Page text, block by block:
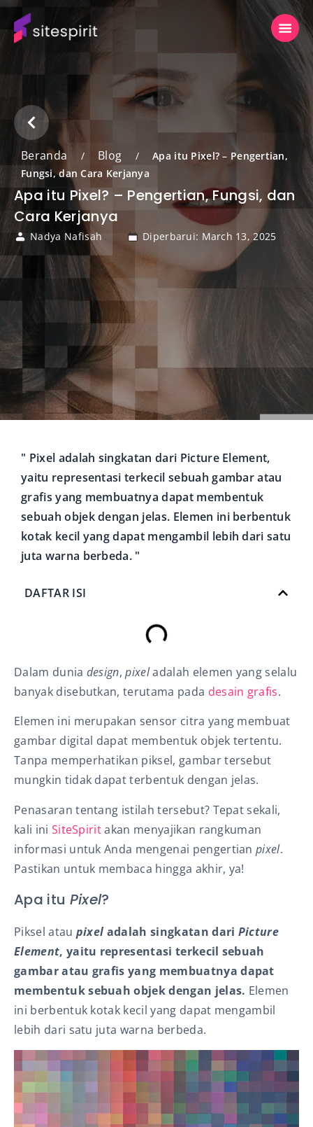
Beranda / Blog /
Apa itu Pixel? – Pengertian,
Fungsi, dan Cara Kerjanya
Apa itu Pixel? – Pengertian, Fungsi, dan
Cara Kerjanya
Nadya Nafisah Diperbarui: March 13, 2025
" Pixel adalah singkatan dari Picture Element,
yaitu representasi terkecil sebuah gambar atau
grafis yang membuatnya dapat membentuk
sebuah objek dengan jelas. Elemen ini berbentuk
kotak kecil yang dapat mengambil lebih dari satu
juta warna berbeda. "
DAFTAR ISI
Dalam dunia design,pixeladalah elemen yang selalu
banyak disebutkan, terutama pada desain grafis.
Elemen ini merupakan sensor citra yang membuat
gambar digital dapat membentuk objek tertentu.
Tanpa memperhatikan piksel, gambar tersebut
mungkin tidak dapat terbentuk dengan jelas.
Penasaran tentang istilah tersebut? Tepat sekali,
kali ini SiteSpiritakan menyajikan rangkuman
informasi untuk Anda mengenai pengertianpixel.
Pastikan untuk membaca hingga akhir, ya!
Apa itu Pixel?
Piksel atau pixel adalah singkatan dari Picture
Element, yaitu representasi terkecil sebuah
gambar atau grafis yang membuatnya dapat
membentuk sebuah objek dengan jelas. Elemen
ini berbentuk kotak kecil yang dapat mengambil
lebih dari satu juta warna berbeda.